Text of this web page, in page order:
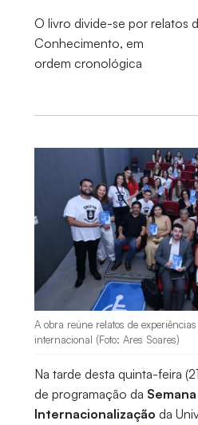
O livro divide-se por relatos
Conhecimento, em
ordem cronológica
A obra reúne relatos de
internacional (Foto: Ares Soares)
Na tarde desta quinta-feira
de programação da
Internacionalização da